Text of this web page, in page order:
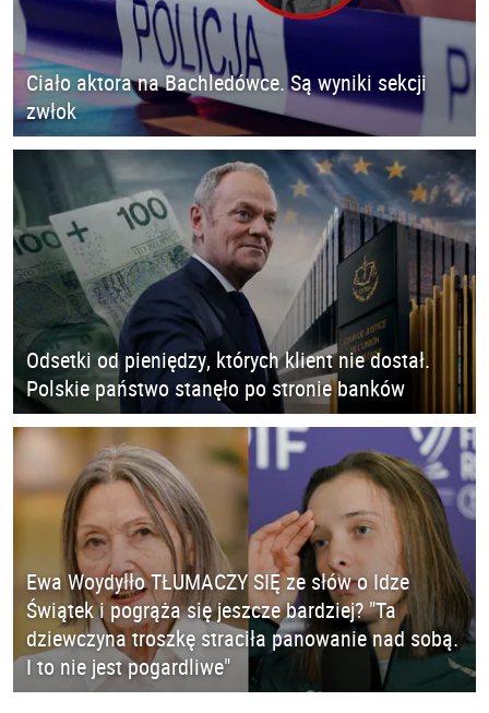
Ciało aktora na Bachledówce. Są wyniki sekcji
zwłok
Odsetki od pieniędzy, których klient nie dostał.
Polskie państwo stanęło po stronie banków
Ewa Woydyłło TŁUMACZY SIĘ ze słów o Idze
Świątek i pogrąża się jeszcze bardziej? "Ta
dziewczyna troszkę straciła panowanie nad sobą.
I to nie jest pogardliwe"